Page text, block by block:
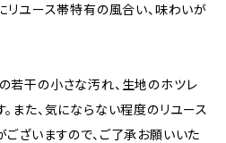
リユース帯特有の風合い、味わいが
若干の小さな汚れ、生地のホツレ
また、気にならない程度のリユース
ざいますので、ご了承お願いいた